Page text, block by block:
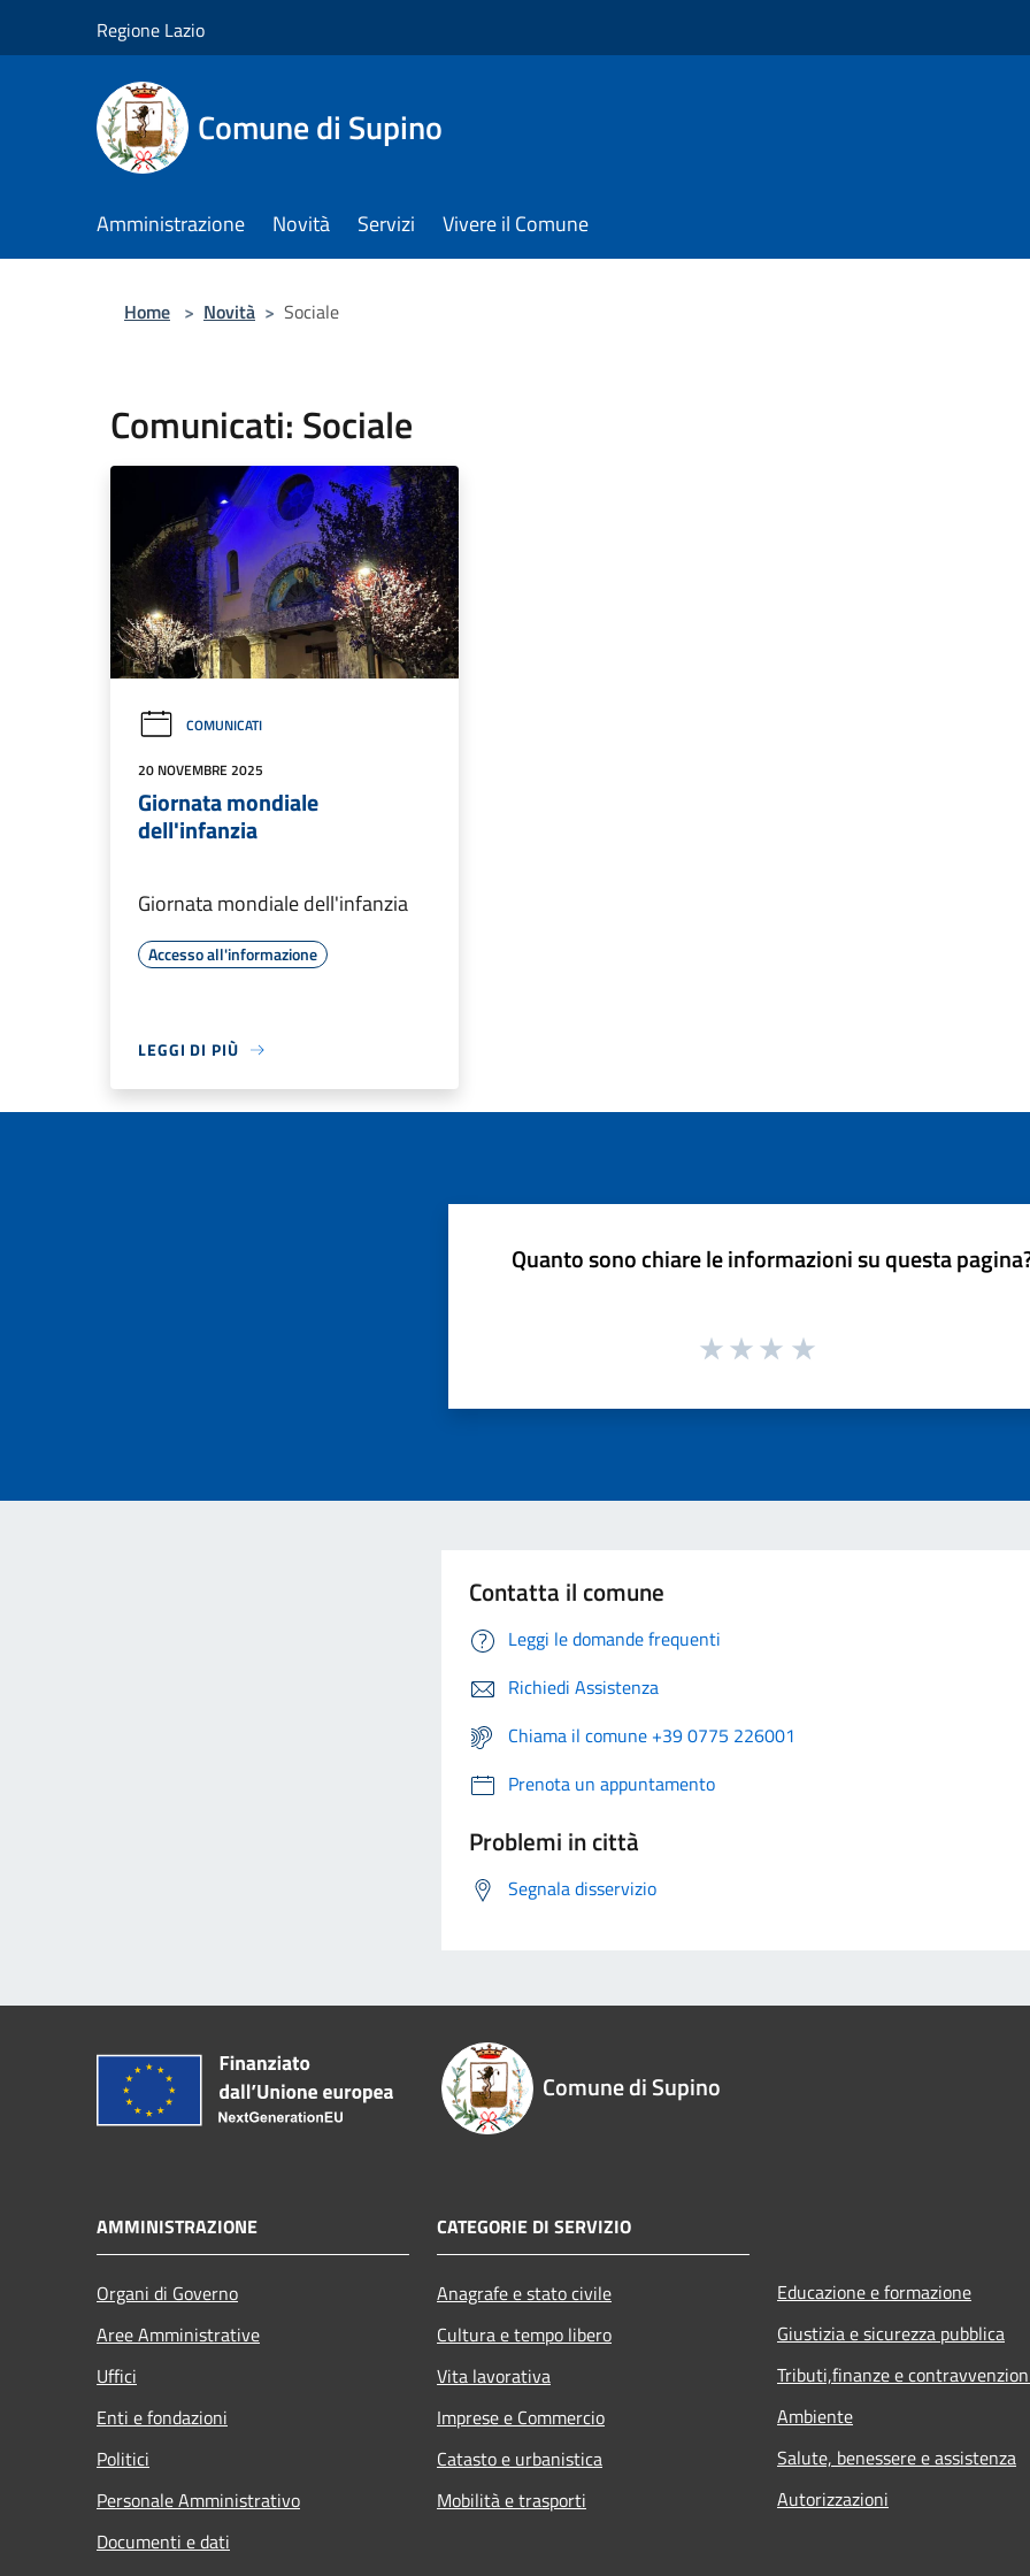
Regione Lazio
Comune di Supino
Amministrazione Novità Servizi Vivere il Comune
Home > Novità > Sociale
Comunicati: Sociale
COMUNICATI
20 NOVEMBRE 2025
Giornata mondiale
dell'infanzia
Giornata mondiale dell'infanzia
Accesso all'informazione
LEGGI DI PIÙ
Quanto sono chiare le informazioni su questa
Contatta il comune
Leggi le domande frequenti
Richiedi Assistenza
Chiama il comune +39 0775 226001
Prenota un appuntamento
Problemi in città
Segnala disservizio
Comune di Supino
AMMINISTRAZIONE
Organi di Governo
Aree Amministrative
Uffici
Enti e fondazioni
Politici
Personale Amministrativo
Documenti e dati
CATEGORIE DI SERVIZIO
Anagrafe e stato civile
Cultura e tempo libero
Vita lavorativa
Imprese e Commercio
Catasto e urbanistica
Mobilità e trasporti
Educazione e formazione
Giustizia e sicurezza pubblica
Tributi,finanze e
Ambiente
Salute, benessere e assistenza
Autorizzazioni